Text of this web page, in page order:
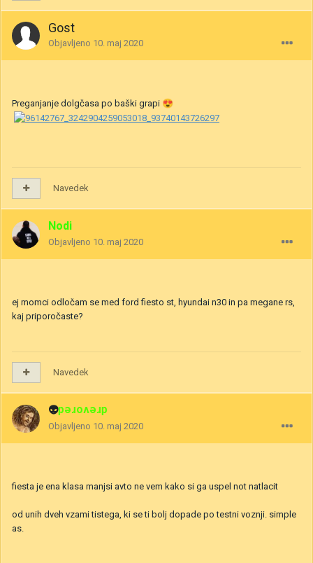
Gost
Objavljeno 10. maj 2020
Preganjanje dolgčasa po baški grapi 😍
Navedek
Nodi
Objavljeno 10. maj 2020
ej momci odločam se med ford fiesto st, hyundai n30 in pa megane rs,
kaj priporočaste?
Navedek
👽drevored
Objavljeno 10. maj 2020
fiesta je ena klasa manjsi avto ne vem kako si ga uspel not natlacit
od unih dveh vzami tistega, ki se ti bolj dopade po testni voznji. simple
as.